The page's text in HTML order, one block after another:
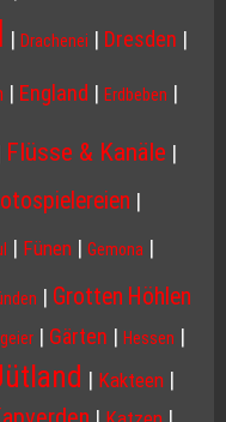
| Drachenei | Dresden |
| England | Erdbeben |
Flüsse & Kanäle |
|
| Fünen | Gemona |
| Grotten Höhlen
| Gärten | Hessen |
| Kakteen |